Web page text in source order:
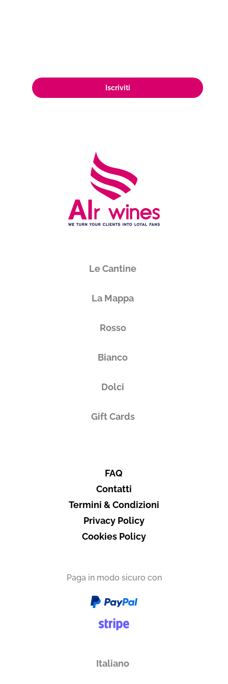
Iscriviti
Le Cantine
La Mappa
Rosso
Bianco
Dolci
Gift Cards
FAQ
Contatti
Termini & Condizioni
Privacy Policy
Cookies Policy
Paga in modo sicuro con
Italiano